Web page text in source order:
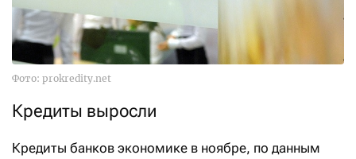
Фото: prokredity.net
Кредиты выросли
Кредиты банков экономике в ноябре, по данным